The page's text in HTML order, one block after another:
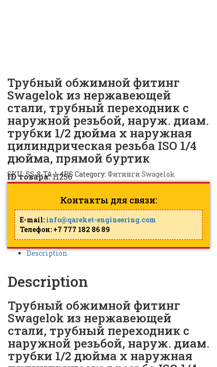
Трубный обжимной фитинг
Swagelok из нержавеющей
стали, трубный переходник с
наружной резьбой, наруж. диам.
трубки 1/2 дюйма х наружная
цилиндрическая резьба ISO 1/4
дюйма, прямой буртик
SKU:SS-8-TA-1-4RS Category: Фитинги Swagelok
ID товара:11256
Контакты для связи:
E-mail: info@qareket-engineering.com
Телефон: +7 777 182 86 89
Description
Description
Трубный обжимной фитинг
Swagelok из нержавеющей
стали, трубный переходник с
наружной резьбой, наруж. диам.
трубки 1/2 дюйма х наружная